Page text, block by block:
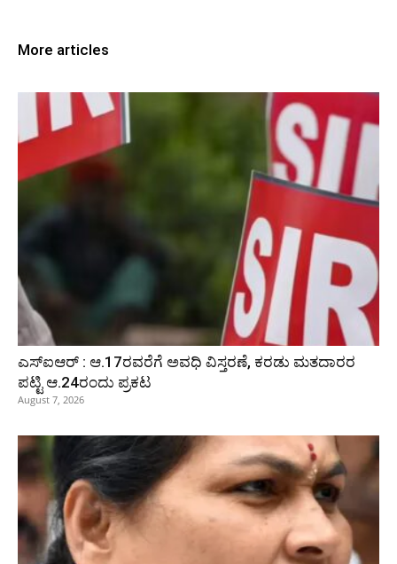
More articles
ಎಸ್‌ಐಆರ್‌ : ಆ.17ರವರೆಗೆ ಅವಧಿ ವಿಸ್ತರಣೆ, ಕರಡು ಮತದಾರರ
ಪಟ್ಟಿ ಆ.24ರಂದು ಪ್ರಕಟ
August 7, 2026